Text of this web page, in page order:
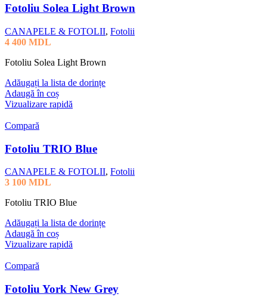
Fotoliu Solea Light Brown
CANAPELE & FOTOLII, Fotolii
4 400 MDL
Fotoliu Solea Light Brown
Adăugați la lista de dorințe
Adaugă în coș
Vizualizare rapidă
Compară
Fotoliu TRIO Blue
CANAPELE & FOTOLII, Fotolii
3 100 MDL
Fotoliu TRIO Blue
Adăugați la lista de dorințe
Adaugă în coș
Vizualizare rapidă
Compară
Fotoliu York New Grey